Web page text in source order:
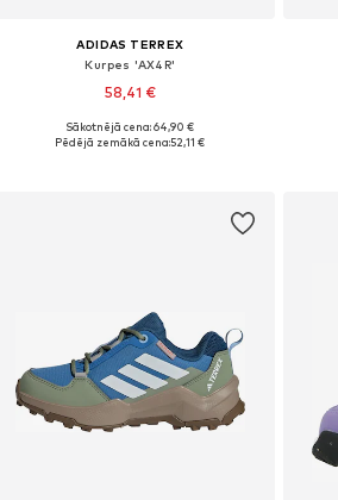
ADIDAS TERREX
Kurpes 'AX4R'
58,41 €
Pieejams daudzos izmēros
Sākotnējā cena: 64,90 €
Pēdējā zemākā cena:52,11 €